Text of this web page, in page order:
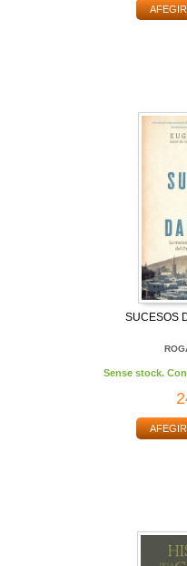
SUCESOS
Sense stock.